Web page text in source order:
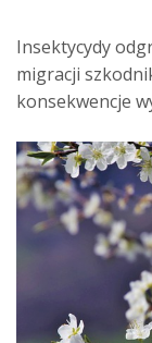
Insektycydy
migracji
konsekwencje